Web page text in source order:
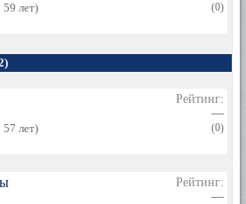
лет) (0)
лет)
Рейтинг:
—
(0)
Рейтинг:
—